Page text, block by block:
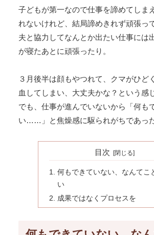
子どもが第一なので仕事を諦めてしま
れないけれど、結局諦めきれず頑張っ
夫と協力してなんとか出たい仕事には
が寝たあとに頑張ったり。
３月後半は顔もやつれて、クマがひど
血してしまい、大丈夫かな？という感
でも、仕事が進んでいないから「何も
い……」と焦燥感に駆られがちであった
目次
何もできていない、なんてこ
い
成果ではなくプロセスを